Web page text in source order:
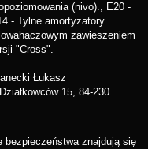
(nivo)., E20 -
- Tylne amortyzatory
zawieszeniem
"Cross".
Łukasz
15, 84-230
znajdują się